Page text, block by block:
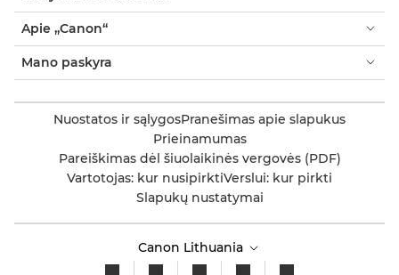
Apie „Canon“
Mano paskyra
Nuostatos ir sąlygosPranešimas apie slapukus
Prieinamumas
Pareiškimas dėl šiuolaikinės vergovės (PDF)
Vartotojas: kur nusipirktiVerslui: kur pirkti
Slapukų nustatymai
Canon Lithuania